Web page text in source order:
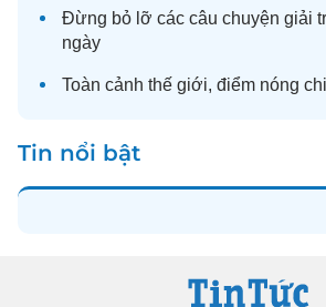
Đừng bỏ lỡ các câu chuyện giải
ngày
Toàn cảnh thế giới, điểm nóng
Tin nổi bật